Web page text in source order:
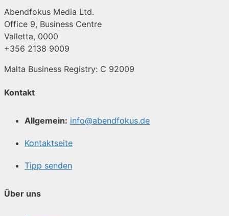
Abendfokus Media Ltd.
Office 9, Business Centre
Valletta, 0000
+356 2138 9009
Malta Business Registry: C 92009
Kontakt
Allgemein: info@abendfokus.de
Kontaktseite
Tipp senden
Über uns